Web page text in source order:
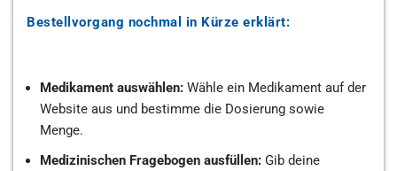
Bestellvorgang nochmal in Kürze erklärt:
Medikament auswählen: Wähle ein Medikament auf der
Website aus und bestimme die Dosierung sowie
Menge.
Medizinischen Fragebogen ausfüllen: Gib deine